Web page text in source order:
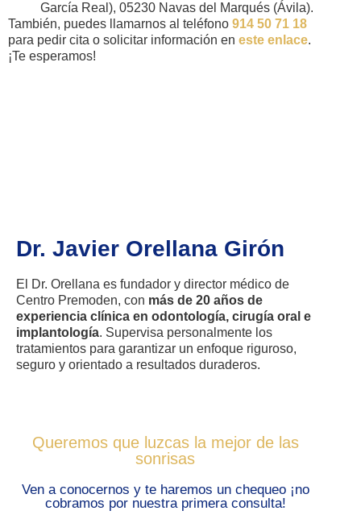
García Real), 05230 Navas del Marqués (Ávila).
También, puedes llamarnos al teléfono 914 50 71 18
para pedir cita o solicitar información en este enlace.
¡Te esperamos!
Dr. Javier Orellana Girón
El Dr. Orellana es fundador y director médico de
Centro Premoden, con más de 20 años de
experiencia clínica en odontología, cirugía oral e
implantología. Supervisa personalmente los
tratamientos para garantizar un enfoque riguroso,
seguro y orientado a resultados duraderos.
Queremos que luzcas la mejor de las
sonrisas
Ven a conocernos y te haremos un chequeo ¡no
cobramos por nuestra primera consulta!